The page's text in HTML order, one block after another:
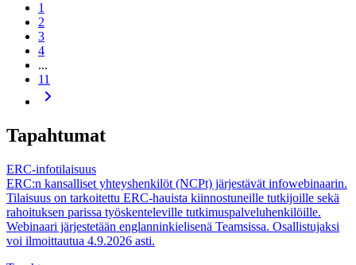
1
2
3
4
...
11
Tapahtumat
ERC-infotilaisuus
ERC:n kansalliset yhteyshenkilöt (NCPt) järjestävät infowebinaarin.
Tilaisuus on tarkoitettu ERC-hauista kiinnostuneille tutkijoille sekä
rahoituksen parissa työskenteleville tutkimuspalveluhenkilöille.
Webinaari järjestetään englanninkielisenä Teamsissa. Osallistujaksi
voi ilmoittautua 4.9.2026 asti.